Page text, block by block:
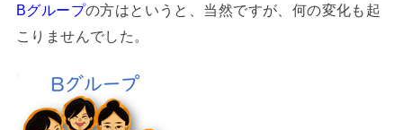
Bグループの方はというと、当然ですが、何の変化も起
こりませんでした。